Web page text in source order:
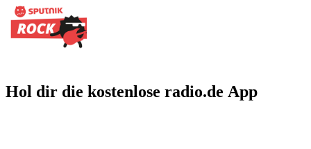
Hol dir die kostenlose radio.de App